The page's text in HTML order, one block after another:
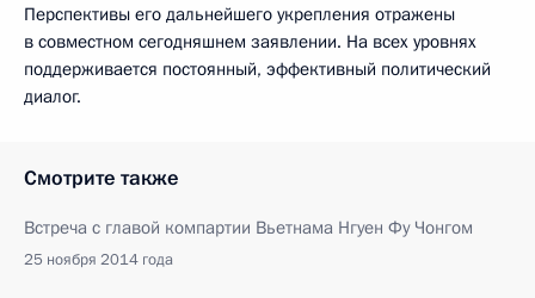
Перспективы его дальнейшего укрепления отражены
в совместном сегодняшнем заявлении. На всех уровнях
поддерживается постоянный, эффективный политический
диалог.
Смотрите также
Встреча с главой компартии Вьетнама Нгуен Фу Чонгом
25 ноября 2014 года